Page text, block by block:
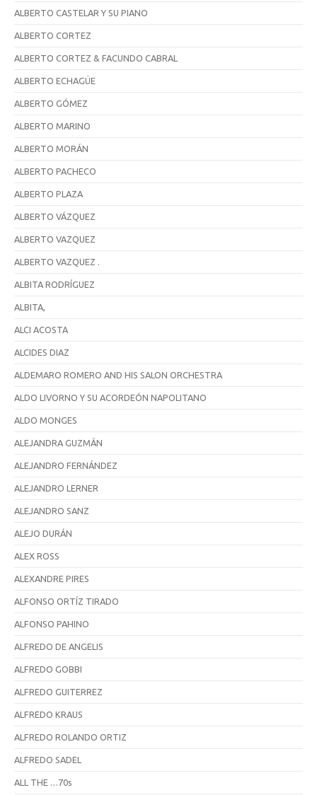
ALBERTO CASTELAR Y SU PIANO
ALBERTO CORTEZ
ALBERTO CORTEZ & FACUNDO CABRAL
ALBERTO ECHAGÜE
ALBERTO GÓMEZ
ALBERTO MARINO
ALBERTO MORÁN
ALBERTO PACHECO
ALBERTO PLAZA
ALBERTO VÁZQUEZ
ALBERTO VAZQUEZ
ALBERTO VAZQUEZ .
ALBITA RODRÍGUEZ
ALBITA,
ALCI ACOSTA
ALCIDES DIAZ
ALDEMARO ROMERO AND HIS SALON ORCHESTRA
ALDO LIVORNO Y SU ACORDEÓN NAPOLITANO
ALDO MONGES
ALEJANDRA GUZMÁN
ALEJANDRO FERNÁNDEZ
ALEJANDRO LERNER
ALEJANDRO SANZ
ALEJO DURÁN
ALEX ROSS
ALEXANDRE PIRES
ALFONSO ORTÍZ TIRADO
ALFONSO PAHINO
ALFREDO DE ANGELIS
ALFREDO GOBBI
ALFREDO GUITERREZ
ALFREDO KRAUS
ALFREDO ROLANDO ORTIZ
ALFREDO SADEL
ALL THE …70s